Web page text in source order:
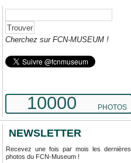
Cherchez sur FCN-MUSEUM !
10000 PHOTOS
NEWSLETTER
Recevez une fois par mois les dernières
photos du FCN-Museum !